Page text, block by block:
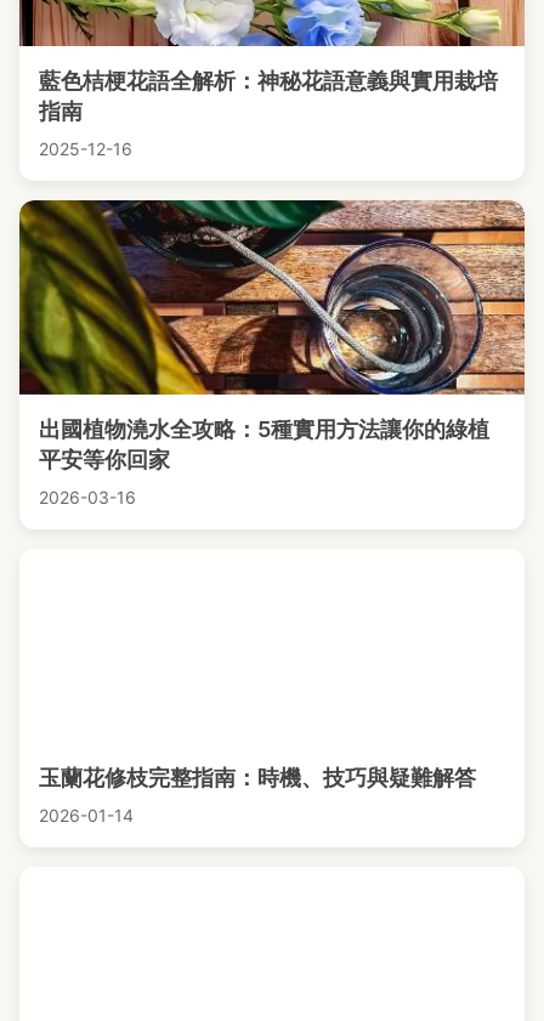
藍色桔梗花語全解析：神秘花語意義與實用栽培
指南
2025-12-16
出國植物澆水全攻略：5種實用方法讓你的綠植
平安等你回家
2026-03-16
玉蘭花修枝完整指南：時機、技巧與疑難解答
2026-01-14